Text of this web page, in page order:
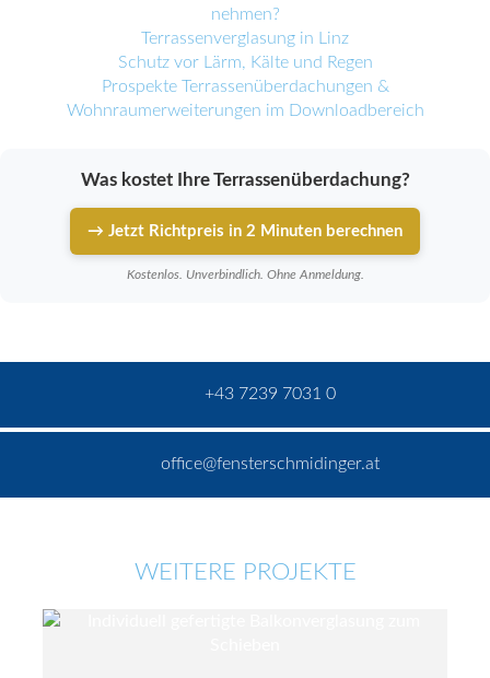
nehmen?
Terrassenverglasung in Linz
Schutz vor Lärm, Kälte und Regen
Prospekte Terrassenüberdachungen &
Wohnraumerweiterungen im Downloadbereich
Was kostet Ihre Terrassenüberdachung?
→ Jetzt Richtpreis in 2 Minuten berechnen
Kostenlos. Unverbindlich. Ohne Anmeldung.
+43 7239 7031 0
office@fensterschmidinger.at
WEITERE PROJEKTE